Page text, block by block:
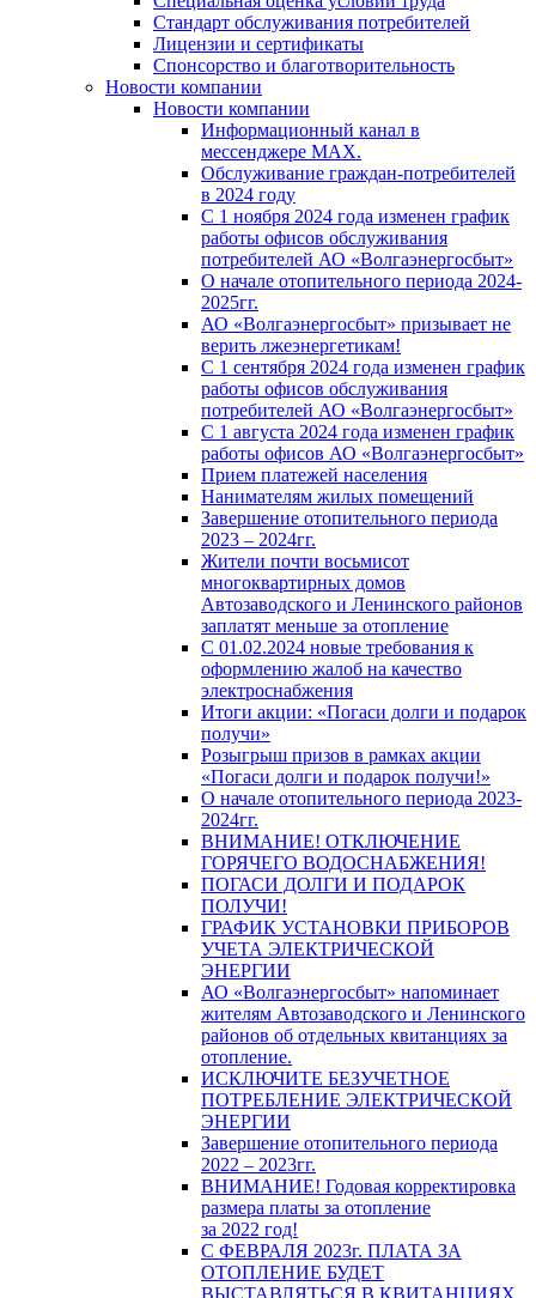
Стандарт обслуживания потребителей
Лицензии и сертификаты
Спонсорство и благотворительность
Новости компании
Новости компании
Информационный канал в
мессенджере MAX.
Обслуживание граждан-потребителей
в 2024 году
С 1 ноября 2024 года изменен график
работы офисов обслуживания
потребителей АО «Волгаэнергосбыт»
О начале отопительного периода 2024-
2025гг.
АО «Волгаэнергосбыт» призывает не
верить лжеэнергетикам!
С 1 сентября 2024 года изменен график
работы офисов обслуживания
потребителей АО «Волгаэнергосбыт»
С 1 августа 2024 года изменен график
работы офисов АО «Волгаэнергосбыт»
Прием платежей населения
Нанимателям жилых помещений
Завершение отопительного периода
2023 – 2024гг.
Жители почти восьмисот
многоквартирных домов
Автозаводского и Ленинского районов
заплатят меньше за отопление
С 01.02.2024 новые требования к
оформлению жалоб на качество
электроснабжения
Итоги акции: «Погаси долги и подарок
получи»
Розыгрыш призов в рамках акции
«Погаси долги и подарок получи!»
О начале отопительного периода 2023-
2024гг.
ВНИМАНИЕ! ОТКЛЮЧЕНИЕ
ГОРЯЧЕГО ВОДОСНАБЖЕНИЯ!
ПОГАСИ ДОЛГИ И ПОДАРОК
ПОЛУЧИ!
ГРАФИК УСТАНОВКИ ПРИБОРОВ
УЧЕТА ЭЛЕКТРИЧЕСКОЙ
ЭНЕРГИИ
АО «Волгаэнергосбыт» напоминает
жителям Автозаводского и Ленинского
районов об отдельных квитанциях за
отопление.
ИСКЛЮЧИТЕ БЕЗУЧЕТНОЕ
ПОТРЕБЛЕНИЕ ЭЛЕКТРИЧЕСКОЙ
ЭНЕРГИИ
Завершение отопительного периода
2022 – 2023гг.
ВНИМАНИЕ! Годовая корректировка
размера платы за отопление
за 2022 год!
С ФЕВРАЛЯ 2023г. ПЛАТА ЗА
ОТОПЛЕНИЕ БУДЕТ